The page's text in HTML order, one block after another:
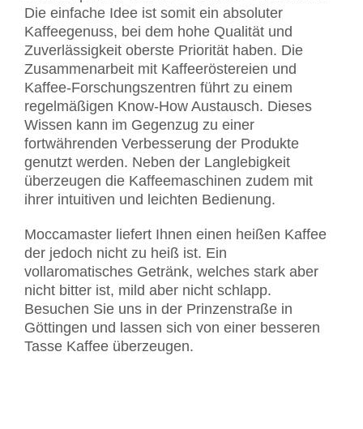
Die einfache Idee ist somit ein absoluter
Kaffeegenuss, bei dem hohe Qualität und
Zuverlässigkeit oberste Priorität haben. Die
Zusammenarbeit mit Kaffeeröstereien und
Kaffee-Forschungszentren führt zu einem
regelmäßigen Know-How Austausch. Dieses
Wissen kann im Gegenzug zu einer
fortwährenden Verbesserung der Produkte
genutzt werden. Neben der Langlebigkeit
überzeugen die Kaffeemaschinen zudem mit
ihrer intuitiven und leichten Bedienung.
Moccamaster liefert Ihnen einen heißen Kaffee
der jedoch nicht zu heiß ist. Ein
vollaromatisches Getränk, welches stark aber
nicht bitter ist, mild aber nicht schlapp.
Besuchen Sie uns in der Prinzenstraße in
Göttingen und lassen sich von einer besseren
Tasse Kaffee überzeugen.